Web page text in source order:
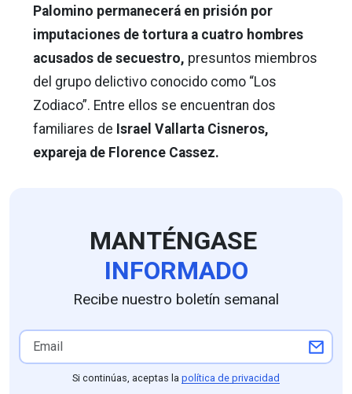
Palomino permanecerá en prisión por
imputaciones de tortura a cuatro hombres
acusados de secuestro, presuntos miembros
del grupo delictivo conocido como “Los
Zodiaco”. Entre ellos se encuentran dos
familiares de Israel Vallarta Cisneros,
expareja de Florence Cassez.
MANTÉNGASE
INFORMADO
Recibe nuestro boletín semanal
Si continúas, aceptas la política de privacidad